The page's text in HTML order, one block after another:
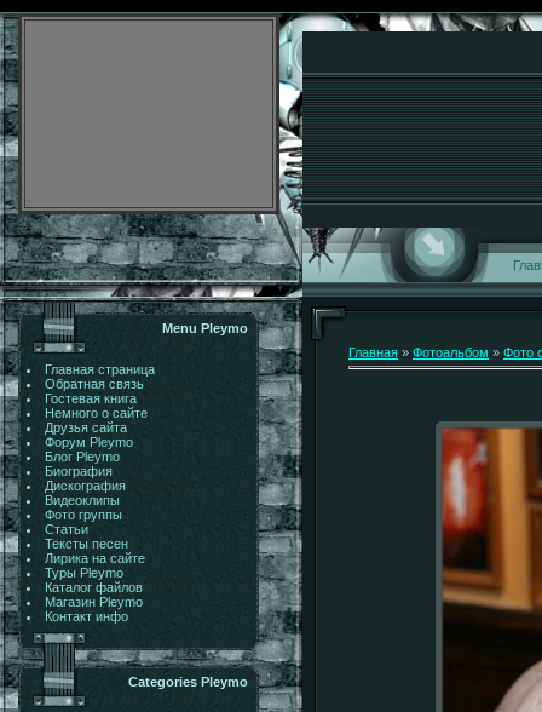
Menu Pleymo
Главная страница
Обратная связь
Гостевая книга
Немного о сайте
Друзья сайта
Форум Pleymo
Блог Pleymo
Биография
Дискография
Видеоклипы
Фото группы
Статьи
Тексты песен
Лирика на сайте
Туры Pleymo
Каталог файлов
Магазин Pleymo
Контакт инфо
Categories Pleymo
Главная » Фотоальбом » Фото